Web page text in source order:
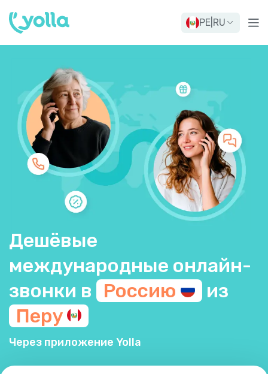
PE RU
Дешёвые
международные онлайн-
звонки в
Россию
из
Перу
Через приложение Yolla